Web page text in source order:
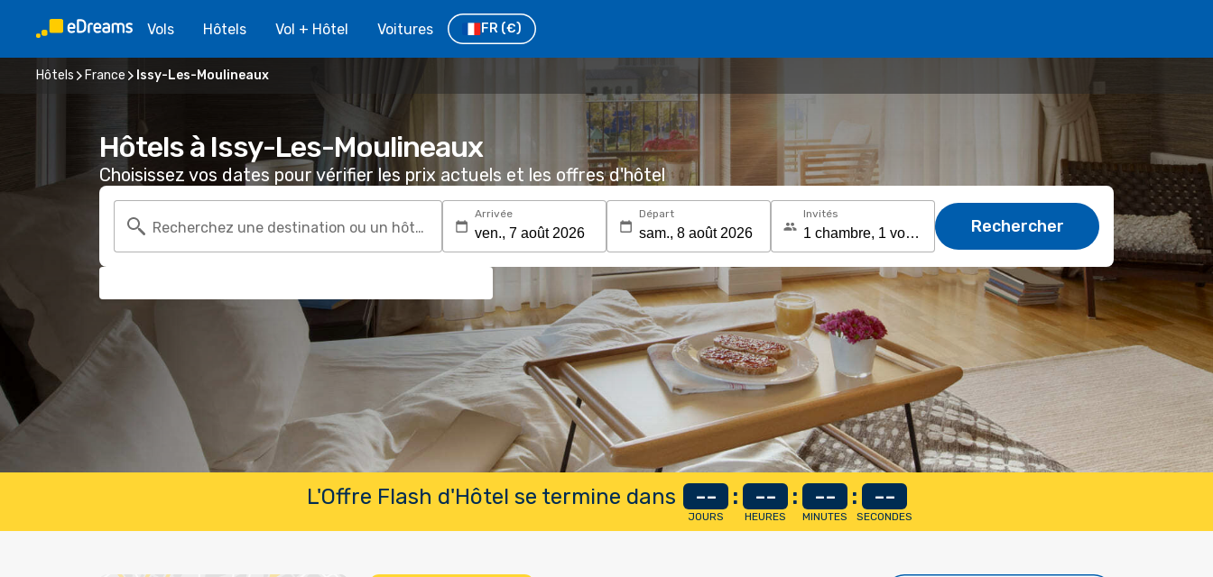
Vols Hôtels Vol + Hôtel Voitures FR (€)
Hôtels France Issy-Les-Moulineaux
Hôtels à Issy-Les-Moulineaux
Choisissez vos dates pour vérifier les prix actuels et les offres d'hôtel
Recherchez une destination ou un hôtel
Arrivée Départ Invités
Rechercher
L'Offre Flash d'Hôtel se termine dans --
JOURS
: --
HEURES
: --
MINUTES
: --
SECONDES